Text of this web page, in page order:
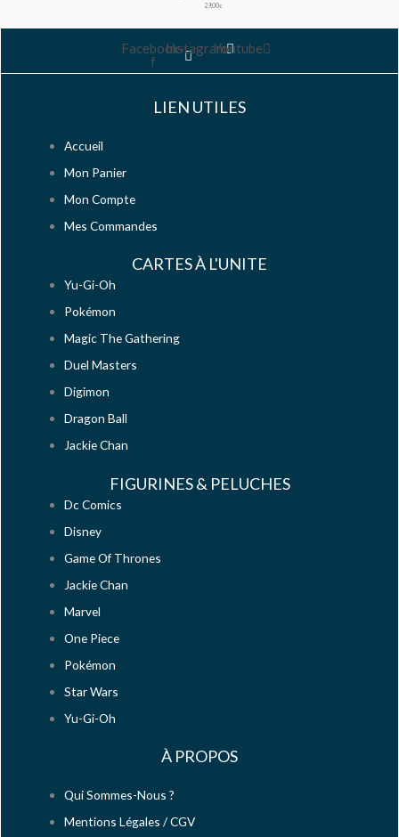
29,00€
Facebook-
f
InstagramYoutube
LIEN UTILES
Accueil
Mon Panier
Mon Compte
Mes Commandes
CARTES À L'UNITE
Yu-Gi-Oh
Pokémon
Magic The Gathering
Duel Masters
Digimon
Dragon Ball
Jackie Chan
FIGURINES & PELUCHES
Dc Comics
Disney
Game Of Thrones
Jackie Chan
Marvel
One Piece
Pokémon
Star Wars
Yu-Gi-Oh
À PROPOS
Qui Sommes-Nous ?
Mentions Légales / CGV